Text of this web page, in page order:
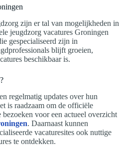
zijn er tal van mogelijkheden in
jeugdzorg vacatures Groningen
gespecialiseerd zijn in
blijft groeien,
beschikbaar is.
regelmatig updates over hun
is raadzaam om de officiële
bezoeken voor een actueel overzicht
. Daarnaast kunnen
vacaturesites ook nuttige
te ontdekken.